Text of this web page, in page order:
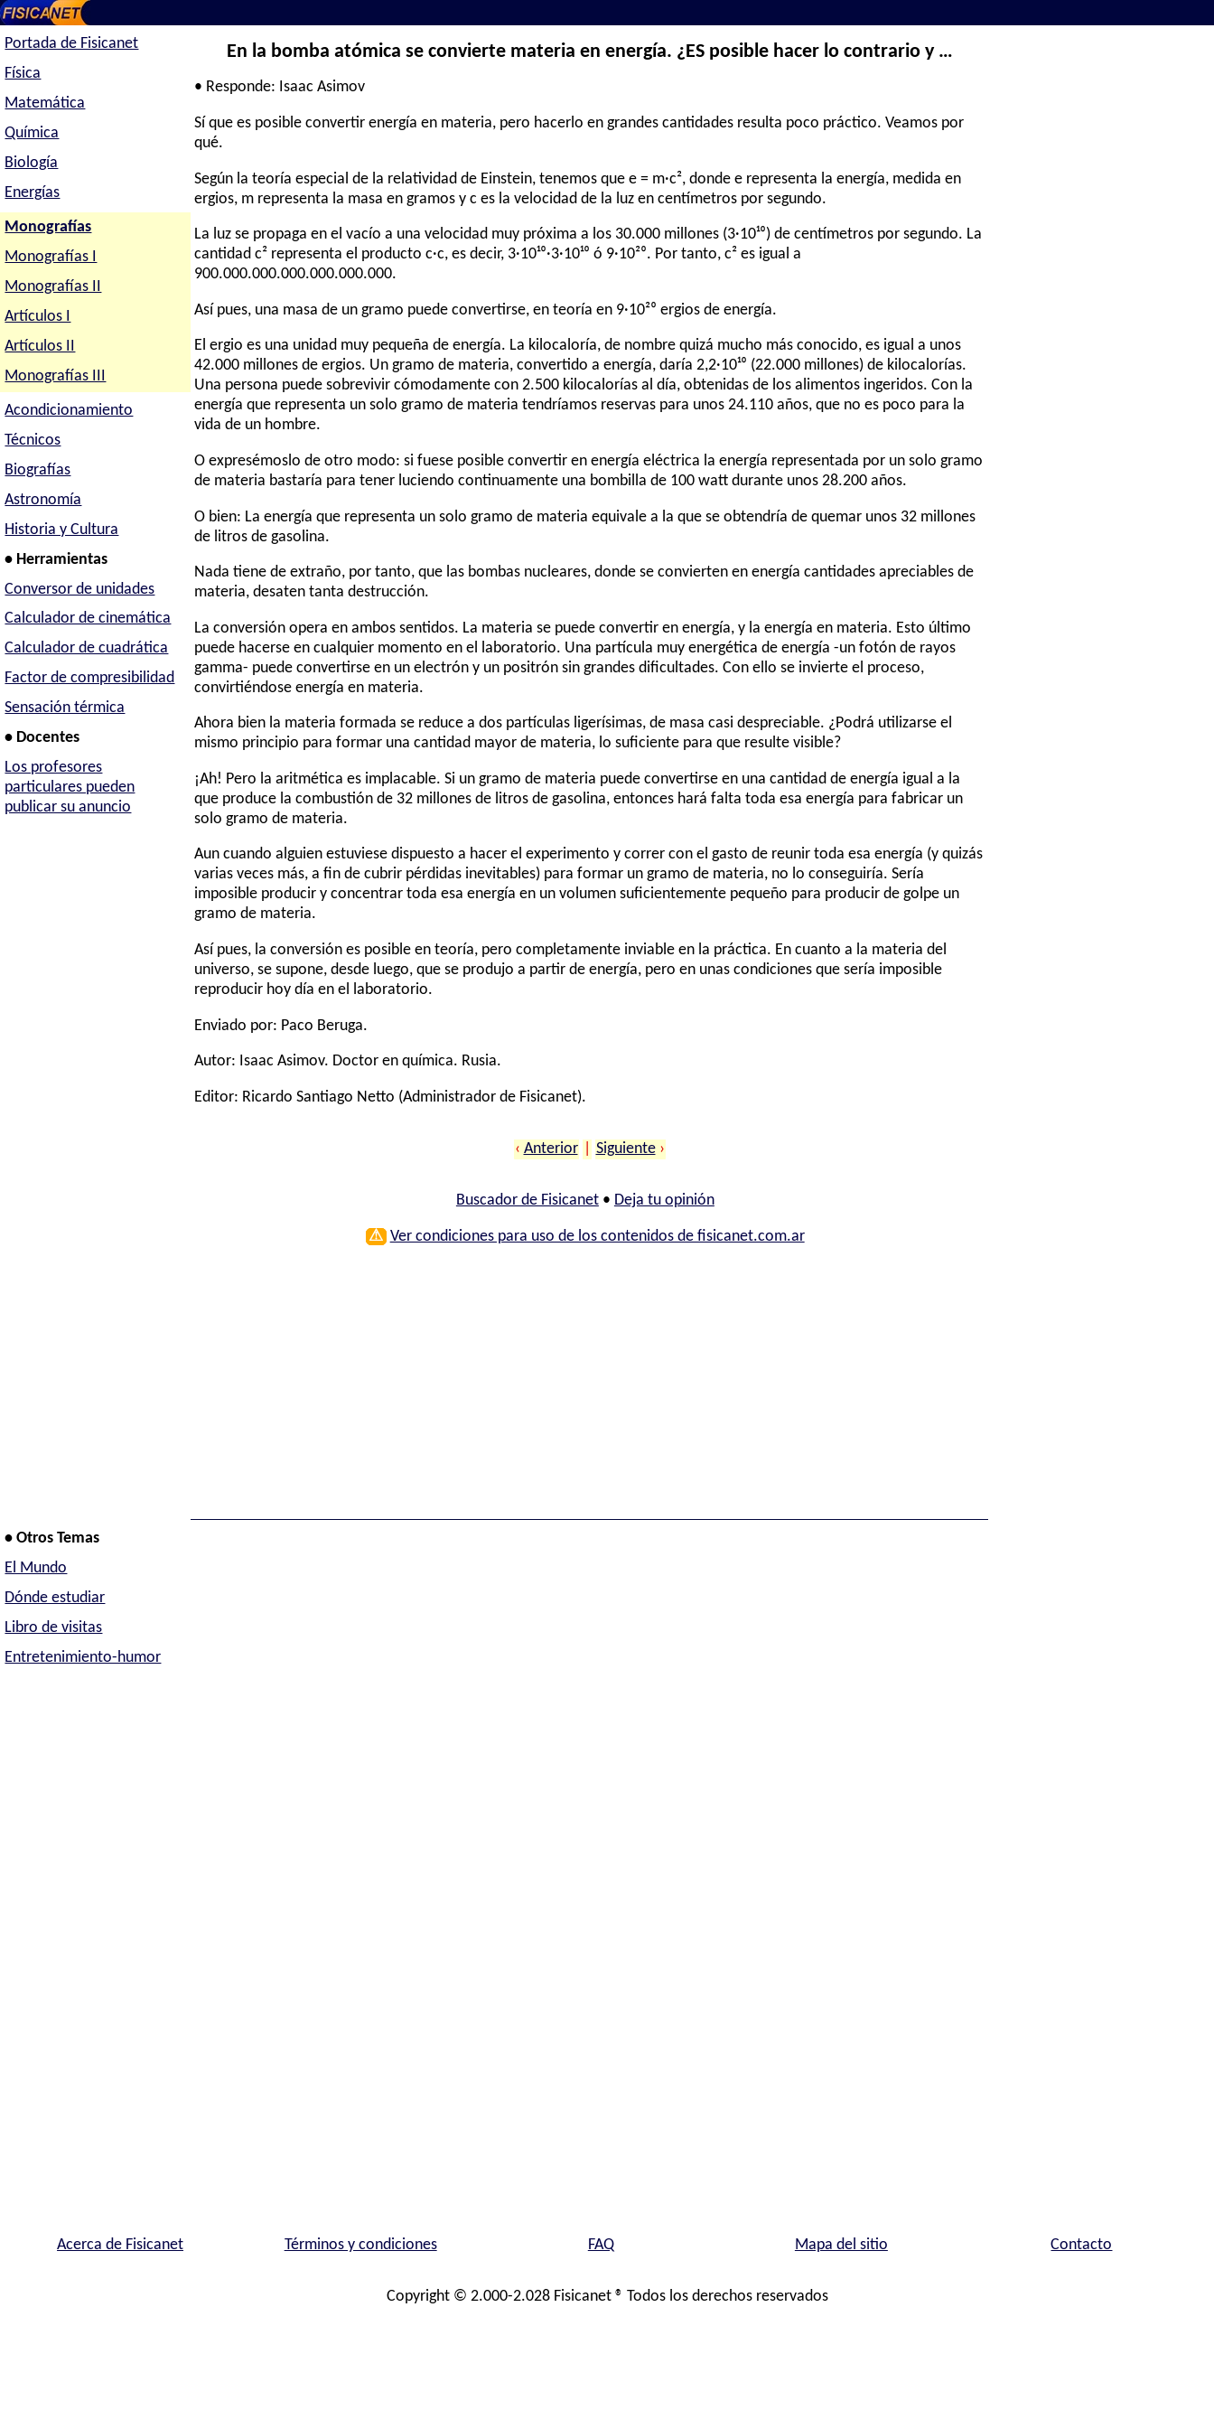
Portada de Fisicanet
Física
Matemática
Química
Biología
Energías
Monografías
Monografías I
Monografías II
Artículos I
Artículos II
Monografías III
Acondicionamiento
Técnicos
Biografías
Astronomía
Historia y Cultura
• Herramientas
Conversor de unidades
Calculador de cinemática
Calculador de cuadrática
Factor de compresibilidad
Sensación térmica
• Docentes
Los profesores
particulares pueden
publicar su anuncio
En la bomba atómica se convierte materia en energía. ¿ES posible hacer lo contrario y …
• Responde: Isaac Asimov
Sí que es posible convertir energía en materia, pero hacerlo en grandes cantidades resulta poco práctico. Veamos por
qué.
Según la teoría especial de la relatividad de Einstein, tenemos que e = m·c², donde e representa la energía, medida en
ergios, m representa la masa en gramos y c es la velocidad de la luz en centímetros por segundo.
La luz se propaga en el vacío a una velocidad muy próxima a los 30.000 millones (3·10¹⁰) de centímetros por segundo. La
cantidad c² representa el producto c·c, es decir, 3·10¹⁰·3·10¹⁰ ó 9·10²⁰. Por tanto, c² es igual a
900.000.000.000.000.000.000.
Así pues, una masa de un gramo puede convertirse, en teoría en 9·10²⁰ ergios de energía.
El ergio es una unidad muy pequeña de energía. La kilocaloría, de nombre quizá mucho más conocido, es igual a unos
42.000 millones de ergios. Un gramo de materia, convertido a energía, daría 2,2·10¹⁰ (22.000 millones) de kilocalorías.
Una persona puede sobrevivir cómodamente con 2.500 kilocalorías al día, obtenidas de los alimentos ingeridos. Con la
energía que representa un solo gramo de materia tendríamos reservas para unos 24.110 años, que no es poco para la
vida de un hombre.
O expresémoslo de otro modo: si fuese posible convertir en energía eléctrica la energía representada por un solo gramo
de materia bastaría para tener luciendo continuamente una bombilla de 100 watt durante unos 28.200 años.
O bien: La energía que representa un solo gramo de materia equivale a la que se obtendría de quemar unos 32 millones
de litros de gasolina.
Nada tiene de extraño, por tanto, que las bombas nucleares, donde se convierten en energía cantidades apreciables de
materia, desaten tanta destrucción.
La conversión opera en ambos sentidos. La materia se puede convertir en energía, y la energía en materia. Esto último
puede hacerse en cualquier momento en el laboratorio. Una partícula muy energética de energía -un fotón de rayos
gamma- puede convertirse en un electrón y un positrón sin grandes dificultades. Con ello se invierte el proceso,
convirtiéndose energía en materia.
Ahora bien la materia formada se reduce a dos partículas ligerísimas, de masa casi despreciable. ¿Podrá utilizarse el
mismo principio para formar una cantidad mayor de materia, lo suficiente para que resulte visible?
¡Ah! Pero la aritmética es implacable. Si un gramo de materia puede convertirse en una cantidad de energía igual a la
que produce la combustión de 32 millones de litros de gasolina, entonces hará falta toda esa energía para fabricar un
solo gramo de materia.
Aun cuando alguien estuviese dispuesto a hacer el experimento y correr con el gasto de reunir toda esa energía (y quizás
varias veces más, a fin de cubrir pérdidas inevitables) para formar un gramo de materia, no lo conseguiría. Sería
imposible producir y concentrar toda esa energía en un volumen suficientemente pequeño para producir de golpe un
gramo de materia.
Así pues, la conversión es posible en teoría, pero completamente inviable en la práctica. En cuanto a la materia del
universo, se supone, desde luego, que se produjo a partir de energía, pero en unas condiciones que sería imposible
reproducir hoy día en el laboratorio.
Enviado por: Paco Beruga.
Autor: Isaac Asimov. Doctor en química. Rusia.
Editor: Ricardo Santiago Netto (Administrador de Fisicanet).
‹ Anterior Siguiente ›
Buscador de Fisicanet• Deja tu opinión
⚠ Ver condiciones para uso de los contenidos de fisicanet.com.ar
• Otros Temas
El Mundo
Dónde estudiar
Libro de visitas
Entretenimiento-humor
Acerca de Fisicanet Términos y condiciones FAQ Mapa del sitio Contacto
Copyright © 2.000-2.028 Fisicanet ® Todos los derechos reservados